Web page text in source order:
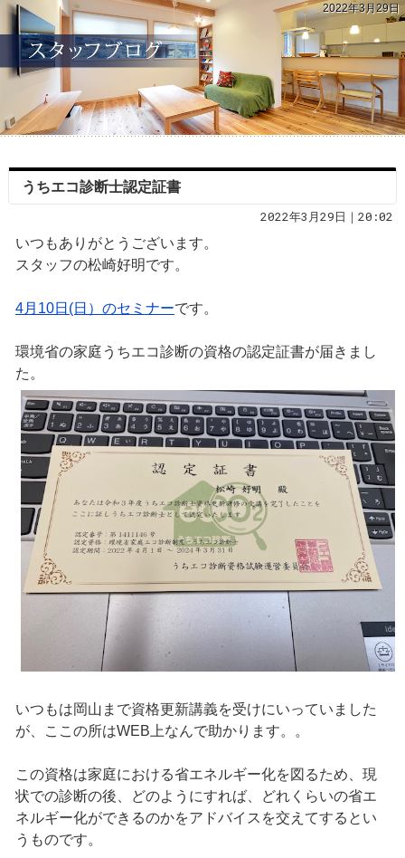
2022年3月29日
うちエコ診断士認定証書
2022年3月29日｜20:02
いつもありがとうございます。
スタッフの松崎好明です。
4月10日(日）のセミナーです。
環境省の家庭うちエコ診断の資格の認定証書が届きまし
た。
いつもは岡山まで資格更新講義を受けにいっていました
が、ここの所はWEB上なんで助かります。。
この資格は家庭における省エネルギー化を図るため、現
状での診断の後、どのようにすれば、どれくらいの省エ
ネルギー化ができるのかをアドバイスを交えてするとい
うものです。